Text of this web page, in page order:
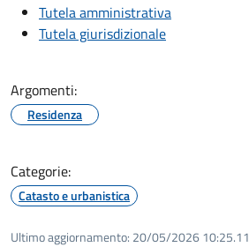
Tutela amministrativa
Tutela giurisdizionale
Argomenti:
Residenza
Categorie:
Catasto e urbanistica
Ultimo aggiornamento: 20/05/2026 10:25.11